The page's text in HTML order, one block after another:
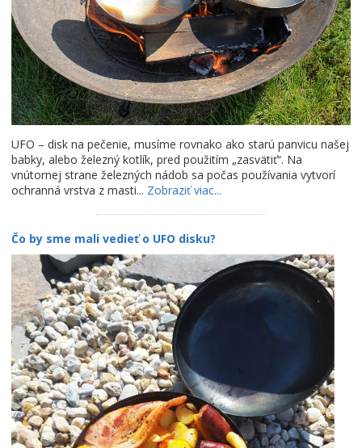
UFO – disk na pečenie, musíme rovnako ako starú panvicu našej
babky, alebo železný kotlík, pred použitím „zasvätiť“. Na
vnútornej strane železných nádob sa počas používania vytvorí
ochranná vrstva z masti... Zobraziť viac...
Čo by sme mali vedieť o UFO disku?